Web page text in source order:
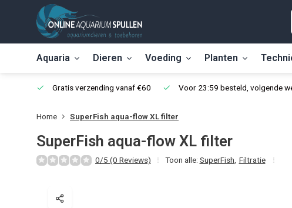
Aquaria Dieren Voeding Planten
Gratis verzending vanaf €60 Voor 23:59 besteld, volgende
Home SuperFish aqua-flow XL filter
SuperFish aqua-flow XL filter
0/5 (0 Reviews) Toon alle: SuperFish Filtratie